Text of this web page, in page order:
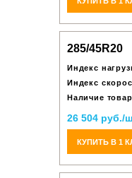
285/45R20
Индекс
Индекс
Наличие
26 504 руб./
КУПИТЬ В 1